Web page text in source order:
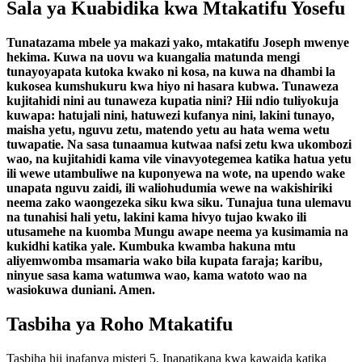
Sala ya Kuabidika kwa Mtakatifu Yosefu
Tunatazama mbele ya makazi yako, mtakatifu Joseph mwenye
hekima. Kuwa na uovu wa kuangalia matunda mengi
tunayoyapata kutoka kwako ni kosa, na kuwa na dhambi la
kukosea kumshukuru kwa hiyo ni hasara kubwa. Tunaweza
kujitahidi nini au tunaweza kupatia nini? Hii ndio tuliyokuja
kuwapa: hatujali nini, hatuwezi kufanya nini, lakini tunayo,
maisha yetu, nguvu zetu, matendo yetu au hata wema wetu
tuwapatie. Na sasa tunaamua kutwaa nafsi zetu kwa ukombozi
wao, na kujitahidi kama vile vinavyotegemea katika hatua yetu
ili wewe utambuliwe na kuponyewa na wote, na upendo wake
unapata nguvu zaidi, ili waliohudumia wewe na wakishiriki
neema zako waongezeka siku kwa siku. Tunajua tuna ulemavu
na tunahisi hali yetu, lakini kama hivyo tujao kwako ili
utusamehe na kuomba Mungu awape neema ya kusimamia na
kukidhi katika yale. Kumbuka kwamba hakuna mtu
aliyemwomba msamaria wako bila kupata faraja; karibu,
ninyue sasa kama watumwa wao, kama watoto wao na
wasiokuwa duniani. Amen.
Tasbiha ya Roho Mtakatifu
Tasbiha hii inafanya misteri 5. Inapatikana kwa kawaida katika